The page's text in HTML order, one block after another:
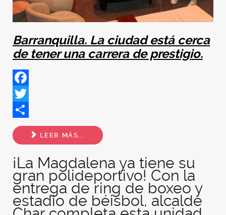
Barranquilla. La ciudad está cerca
de tener una carrera de prestigio.
Facebook
Twitter
Share
LEER MÁS...
¡La Magdalena ya tiene su
gran polideportivo! Con la
entrega de ring de boxeo y
estadio de béisbol, alcalde